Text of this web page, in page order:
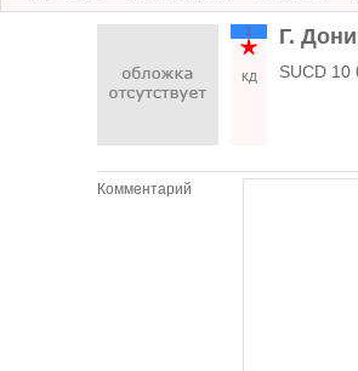
1
КД
Г.
SUCD 10
Комментарий